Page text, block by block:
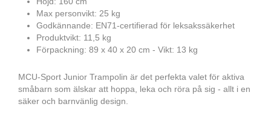
Max personvikt: 25 kg
Godkännande: EN71-certifierad för leksakssäkerhet
Produktvikt: 11,5 kg
Förpackning: 89 x 40 x 20 cm - Vikt: 13 kg
MCU-Sport Junior Trampolin är det perfekta valet för aktiva
småbarn som älskar att hoppa, leka och röra på sig - allt i en
säker och barnvänlig design.